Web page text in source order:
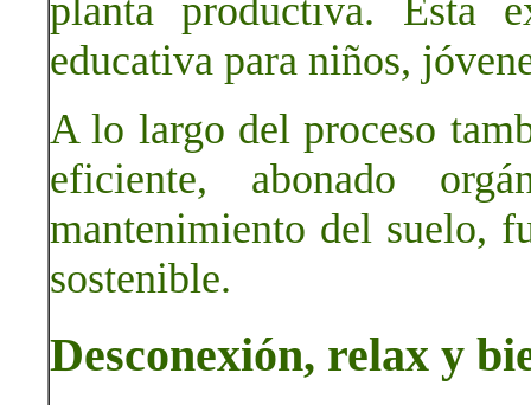
planta productiva. Esta
educativa para niños,
A lo largo del proceso
eficiente, abonado
mantenimiento del suelo,
sostenible.
Desconexión, relax y